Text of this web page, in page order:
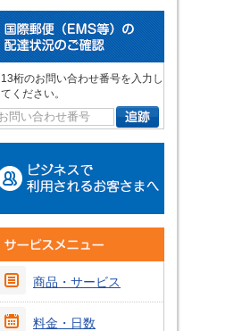
13桁のお問い合わせ番号を入力し
てください。
商品・サービス
料金・日数